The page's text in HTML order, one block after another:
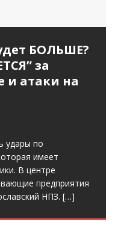
БОЛЬШЕ?
за
и атаки на
удары по
имеет
В центре
предприятия
НПЗ. […]